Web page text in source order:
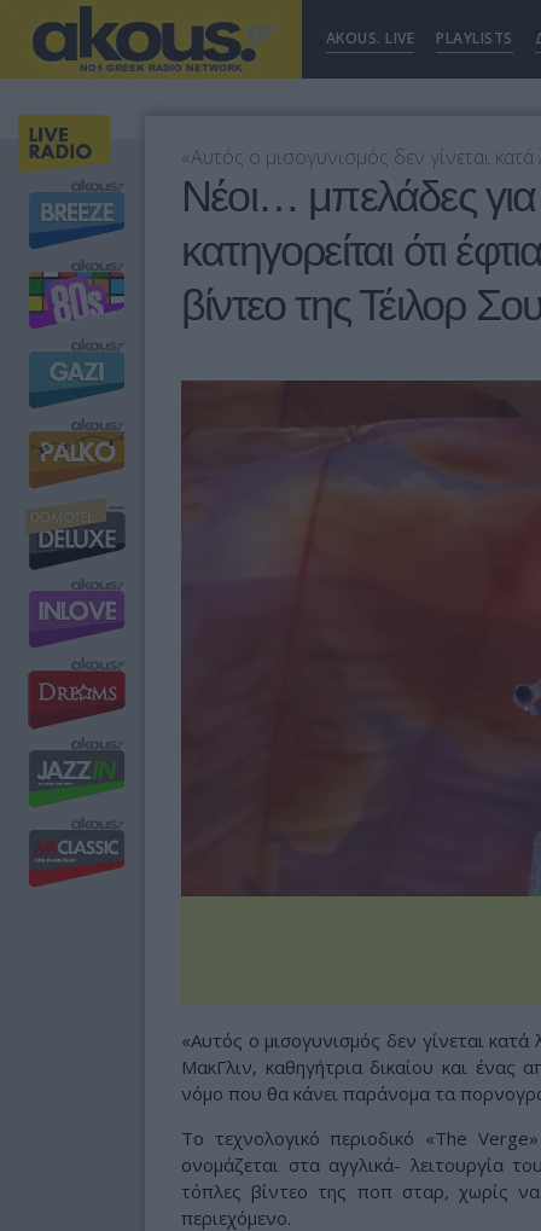
AKOUS. LIVE PLAYLISTS
«Αυτός ο μισογυνισμός δεν γίνεται
Νέοι… μπελάδες
κατηγορείται ότι
βίντεο της Τέιλορ
«Αυτός ο μισογυνισμός δεν γίνεται
ΜακΓλιν, καθηγήτρια δικαίου και
νόμο που θα κάνει παράνομα τα
Το τεχνολογικό περιοδικό «The
ονομάζεται στα αγγλικά- λειτουργία
τόπλες βίντεο της ποπ σταρ, χωρίς να
περιεχόμενο.